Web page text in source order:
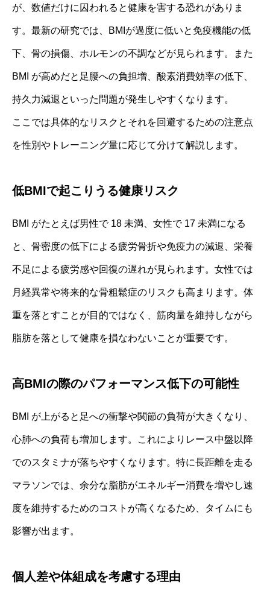
が、数値だけに囚われると健康を害する恐れがありま
す。最新の研究では、BMIが過度に低いと免疫機能の低
下、骨の損傷、ホルモンの不調などが見られます。また
BMI が高めだと足腰への負担増、酸素消費効率の低下、
持久力減退といった問題が発生しやすくなります。
ここでは具体的なリスクとそれを回避するための注意点
を性別やトレーニング量に応じて分けて解説します。
低BMIで起こりうる健康リスク
BMI がたとえば男性で 18 未満、女性で 17 未満になる
と、骨密度の低下による疲労骨折や免疫力の減退、栄養
不足による疲労感や回復の遅れが見られます。女性では
月経異常や将来的な骨粗鬆症のリスクも高まります。体
重を落とすことが目的ではなく、筋肉量を維持しながら
脂肪を落として健康を損なわないことが重要です。
高BMIの際のパフォーマンス低下の可能性
BMI が上がると足への衝撃や関節の負荷が大きくなり、
心肺への負荷も増加します。これによりレース中盤以降
でのスタミナが落ちやすくなります。特に長距離を走る
マラソンでは、余分な脂肪がエネルギー消費を増やし速
度を維持するためのコストが高くなるため、タイムにも
影響が出ます。
個人差や体組成を考慮する理由